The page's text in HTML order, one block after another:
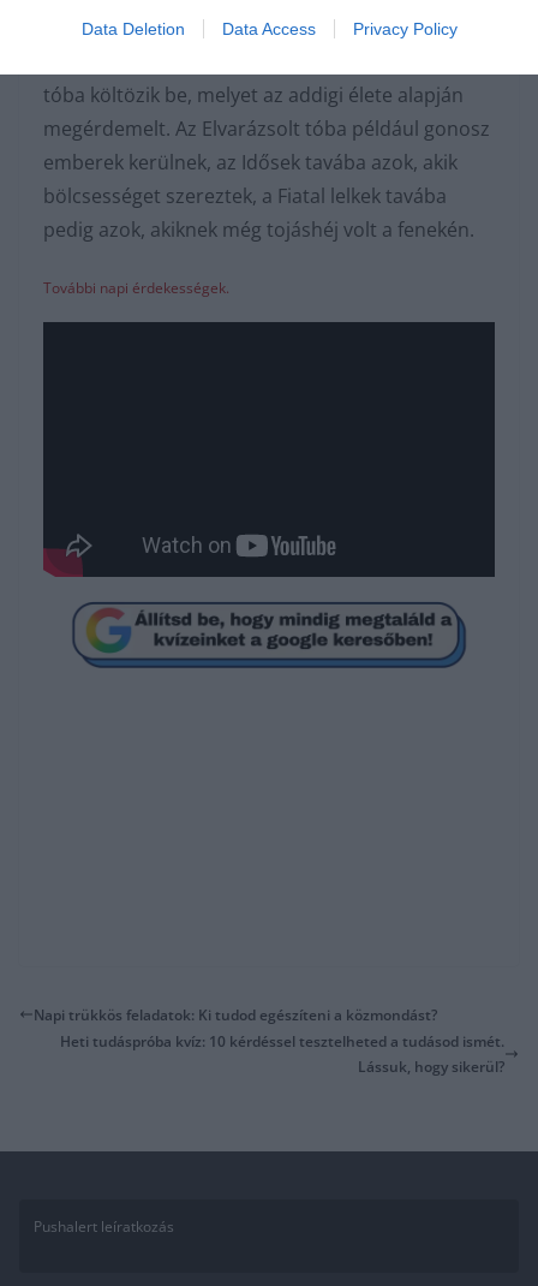
Data Deletion Data Access Privacy Policy
szerint változik, hogy milyen kedvükben vannak
tóba költözik be, melyet az addigi élete alapján
megérdemelt. Az Elvarázsolt tóba például gonosz
emberek kerülnek, az Idősek tavába azok, akik
bölcsességet szereztek, a Fiatal lelkek tavába
pedig azok, akiknek még tojáshéj volt a fenekén.
További napi érdekességek.
Napi trükkös feladatok: Ki tudod egészíteni a közmondást?
Heti tudáspróba kvíz: 10 kérdéssel tesztelheted a tudásod ismét.
Lássuk, hogy sikerül?
Pushalert leíratkozás